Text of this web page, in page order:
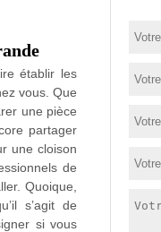
établir les
vous. Que
une pièce
partager
une cloison
de
Quoique,
s’agit de
si vous